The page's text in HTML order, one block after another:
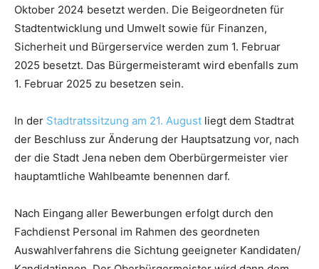
Oktober 2024 besetzt werden. Die Beigeordneten für
Stadtentwicklung und Umwelt sowie für Finanzen,
Sicherheit und Bürgerservice werden zum 1. Februar
2025 besetzt. Das Bürgermeisteramt wird ebenfalls zum
1. Februar 2025 zu besetzen sein.
In der Stadtratssitzung am 21. August liegt dem Stadtrat
der Beschluss zur Änderung der Hauptsatzung vor, nach
der die Stadt Jena neben dem Oberbürgermeister vier
hauptamtliche Wahlbeamte benennen darf.
Nach Eingang aller Bewerbungen erfolgt durch den
Fachdienst Personal im Rahmen des geordneten
Auswahlverfahrens die Sichtung geeigneter Kandidaten/